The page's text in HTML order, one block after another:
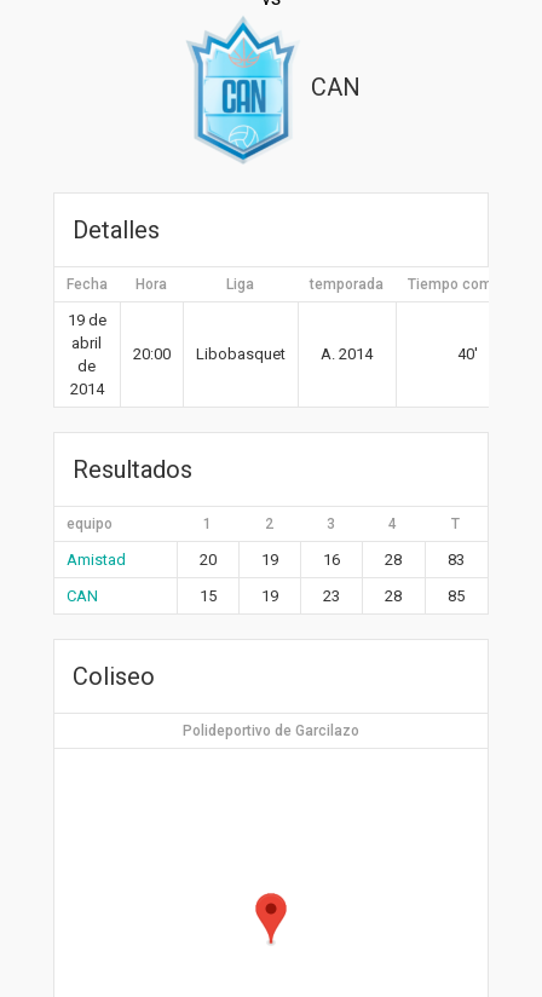
CAN
Detalles
Fecha Hora Liga temporada Tiempo completo
19 de
abril
de
2014
20:00 Libobasquet A. 2014 40′
Resultados
equipo 1 2 3 4 T
Amistad 20 19 16 28
83
CAN
15 19 23 28 85
Coliseo
Polideportivo de Garcilazo